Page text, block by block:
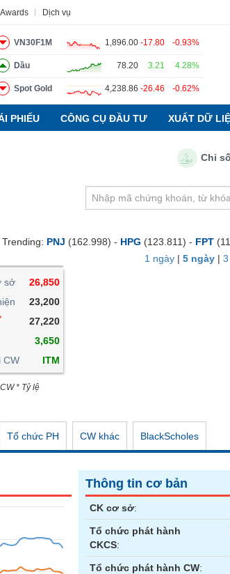
Awards Dịch vụ
VN30F1M 1,896.00 -17.80 -0.93%
Dầu 78.20 3.21 4.28%
Spot Gold 4,238.86 -26.46 -0.62%
PHIẾU CÔNG CỤ ĐẦU TƯ XUẤT DỮ
Chỉ số
sở
26,850
23,200
27,220
3,650
CW
ITM
* Tỷ lệ
Trending: PNJ (162.998) - HPG (123.811) - FPT
1 ngày | 5 ngày |
Tổ chức PH CW khác BlackScholes
Thông tin cơ bản
CK cơ sở:
Tổ chức phát hành
CKCS:
Tổ chức phát hành CW:
tích Thuật ngữ Dịch vụ
PHÁI SINH
TRÁI PHIẾU
CÔNG CỤ ĐẦU TƯ
XUẤT DỮ LIỆU
TIN MỚI